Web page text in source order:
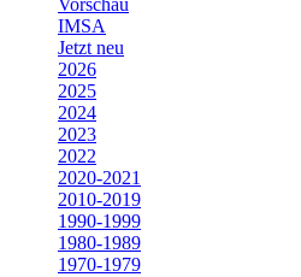
Vorschau
IMSA
Jetzt neu
2026
2025
2024
2023
2022
2020-2021
2010-2019
1990-1999
1980-1989
1970-1979